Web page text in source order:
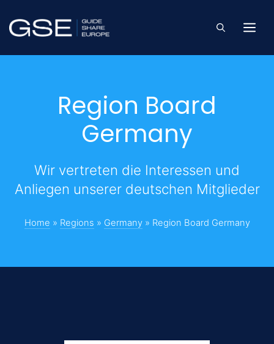
content
Region Board
Germany
Wir vertreten die Interessen und
Anliegen unserer deutschen Mitglieder
Home » Regions » Germany» Region Board Germany